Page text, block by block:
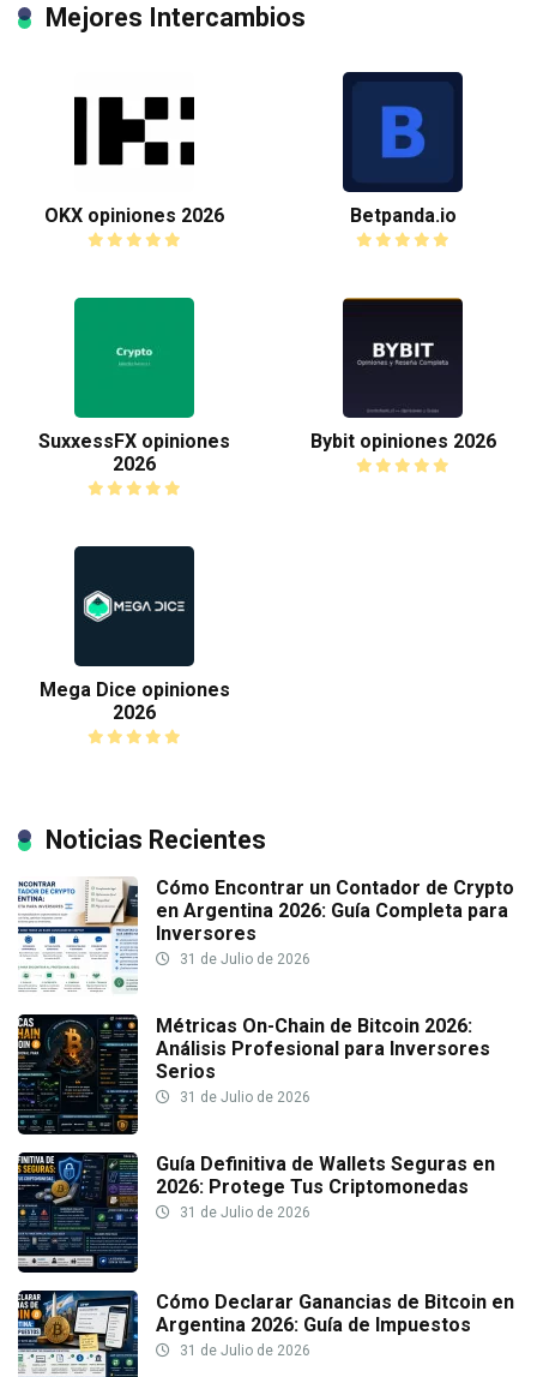
Mejores Intercambios
OKX opiniones 2026 Betpanda.io
SuxxessFX opiniones
2026
Bybit opiniones 2026
Mega Dice opiniones
2026
Noticias Recientes
Cómo Encontrar un Contador de Crypto
en Argentina 2026: Guía Completa para
Inversores
31 de Julio de 2026
Métricas On-Chain de Bitcoin 2026:
Análisis Profesional para Inversores
Serios
31 de Julio de 2026
Guía Definitiva de Wallets Seguras en
2026: Protege Tus Criptomonedas
31 de Julio de 2026
Cómo Declarar Ganancias de Bitcoin en
Argentina 2026: Guía de Impuestos
31 de Julio de 2026